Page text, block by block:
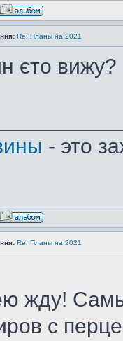
Re: Планы на 2021
єто
- это
Re: Планы на 2021
жду!
с